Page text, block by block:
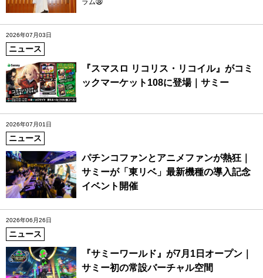
ラム㊳
2026年07月03日
ニュース
『スマスロ リコリス・リコイル』がコミ
ックマーケット108に登場｜サミー
2026年07月01日
ニュース
パチンコファンとアニメファンが熱狂｜
サミーが「東リベ」最新機種の導入記念
イベント開催
2026年06月26日
ニュース
『サミーワールド』が7月1日オープン｜
サミー初の常設バーチャル空間